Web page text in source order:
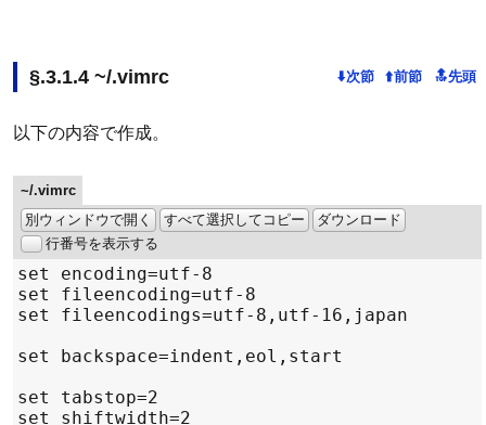
~/.vimrc
以下の内容で作成。
~/.vimrc
別ウィンドウで開く
すべて選択してコピー
ダウンロード
行番号を表示する